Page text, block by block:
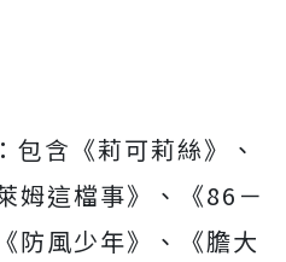
包含《莉可莉絲》、
姆這檔事》、《86－
防風少年》、《膽大